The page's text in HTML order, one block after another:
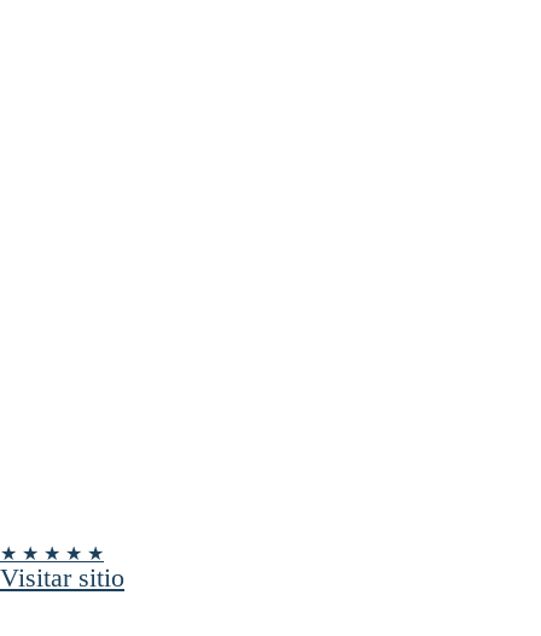
★ ★ ★ ★ ★
Visitar sitio